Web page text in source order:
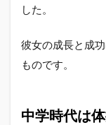
した。
彼女の成長と成
ものです。
中学時代は